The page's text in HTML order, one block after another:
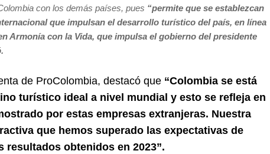
con los demás países, pues “permite que se establezcan
que impulsan el desarrollo turístico del país, en línea
Armonía con la Vida, que impulsa el gobierno del presidente
de ProColombia, destacó que “Colombia se está
turístico ideal a nivel mundial y esto se refleja en
por estas empresas extranjeras. Nuestra
que hemos superado las expectativas de
resultados obtenidos en 2023”.